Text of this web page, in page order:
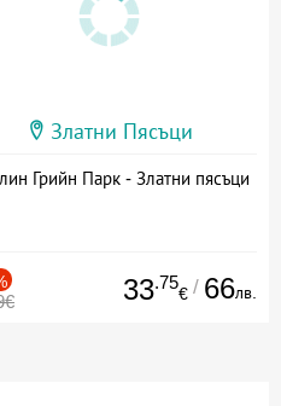
Златни Пясъци
Грийн Парк - Златни пясъци
33.75
€ / 66лв.